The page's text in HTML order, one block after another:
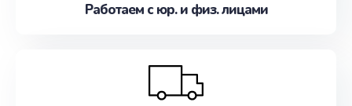
Работаем с юр. и физ. лицами